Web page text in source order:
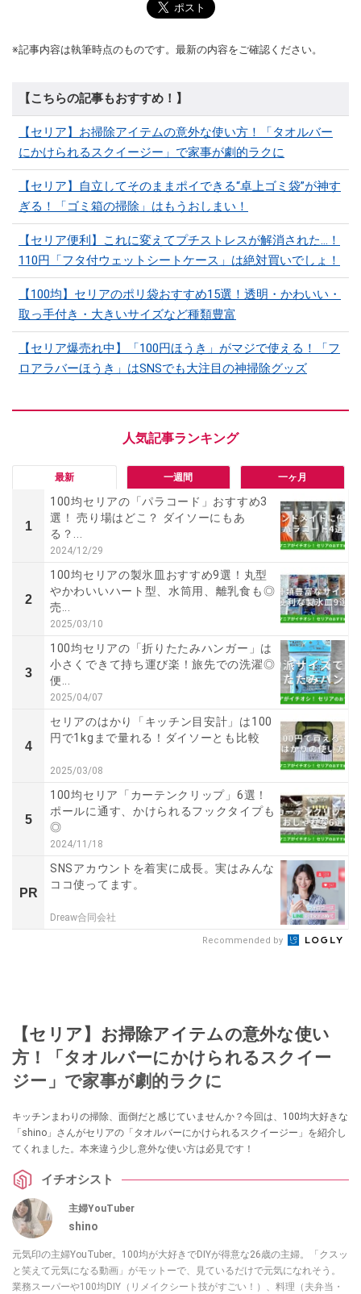
※記事内容は執筆時点のものです。最新の内容をご確認ください。
【こちらの記事もおすすめ！】
【セリア】お掃除アイテムの意外な使い方！「タオルバー
にかけられるスクイージー」で家事が劇的ラクに
【セリア】自立してそのままポイできる“卓上ゴミ袋”が神す
ぎる！「ゴミ箱の掃除」はもうおしまい！
【セリア便利】これに変えてプチストレスが解消された…！
110円「フタ付ウェットシートケース」は絶対買いでしょ！
【100均】セリアのポリ袋おすすめ15選！透明・かわいい・
取っ手付き・大きいサイズなど種類豊富
【セリア爆売れ中】「100円ほうき」がマジで使える！「フ
ロアラバーほうき」はSNSでも大注目の神掃除グッズ
最新 一週間 一ヶ月
1
100均セリアの「パラコード」おすすめ3
選！ 売り場はどこ？ ダイソーにもあ
る？...
2024/12/29
2
100均セリアの製氷皿おすすめ9選！丸型
やかわいいハート型、水筒用、離乳食も◎
売...
2025/03/10
3
100均セリアの「折りたたみハンガー」は
小さくできて持ち運び楽！旅先での洗濯◎
便...
2025/04/07
4
セリアのはかり「キッチン目安計」は100
円で1kgまで量れる！ダイソーとも比較
2025/03/08
5
100均セリア「カーテンクリップ」6選！
ポールに通す、かけられるフックタイプも
◎
2024/11/18
PR
SNSアカウントを着実に成長。実はみんな
ココ使ってます。
Dreaw合同会社
Recommended by
【セリア】お掃除アイテムの意外な使い
方！「タオルバーにかけられるスクイー
ジー」で家事が劇的ラクに
キッチンまわりの掃除、面倒だと感じていませんか？今回は、100均大好きな
「shino」さんがセリアの「タオルバーにかけられるスクイージー」を紹介し
てくれました。本来違う少し意外な使い方は必見です！
イチオシスト
主婦YouTuber
shino
元気印の主婦YouTuber。100均が大好きでDIYが得意な26歳の主婦。「クスッ
と笑えて元気になる動画」がモットーで、見ているだけで元気になれそう。
業務スーパーや100均DIY（リメイクシート技がすごい！）、料理（夫弁当・